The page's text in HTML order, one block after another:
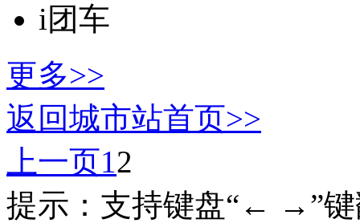
i团车
更多>>
返回城市站首页>>
上一页12
提示：支持键盘“← →”键